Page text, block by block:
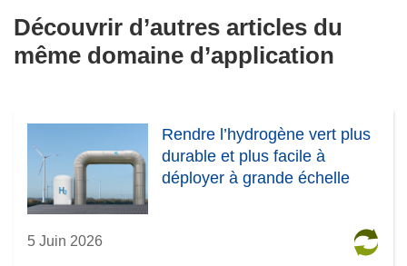
Découvrir d’autres articles du
même domaine d’application
Rendre l’hydrogène vert plus
durable et plus facile à
déployer à grande échelle
5 Juin 2026